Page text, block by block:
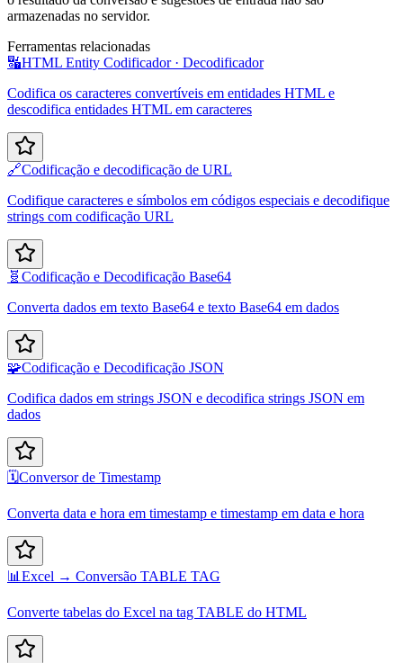
armazenadas no servidor.
Ferramentas relacionadas
🔣HTML Entity Codificador · Decodificador
Codifica os caracteres convertíveis em entidades HTML e
descodifica entidades HTML em caracteres
🔗Codificação e decodificação de URL
Codifique caracteres e símbolos em códigos especiais e decodifique
strings com codificação URL
🧬 Codificação e Decodificação Base64
Converta dados em texto Base64 e texto Base64 em dados
🧩Codificação e Decodificação JSON
Codifica dados em strings JSON e decodifica strings JSON em
dados
🗓️Conversor de Timestamp
Converta data e hora em timestamp e timestamp em data e hora
📊Excel → Conversão TABLE TAG
Converte tabelas do Excel na tag TABLE do HTML